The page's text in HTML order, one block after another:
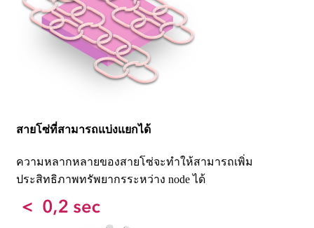
สายโซ่ที่สามารถแบ่งแยกได้
ความหลากหลายของสายโซ่จะทำให้สามารถเพิ่ม
ประสิทธิภาพทรัพยากรระหว่าง node ได้